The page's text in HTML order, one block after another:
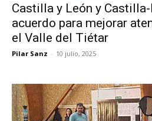
Castilla y León y
acuerdo para mejorar
el Valle del Tiétar
Pilar Sanz - 10 julio, 2025